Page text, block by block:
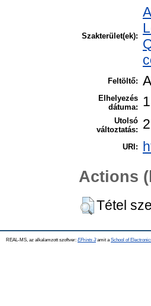
Szakterület(ek):
Feltöltő:
Elhelyezés
dátuma:
Utolsó
változtatás:
URI:
Actions
Tétel
REAL-MS, az alkalamzott szoftver: EPrints 3amit a School of